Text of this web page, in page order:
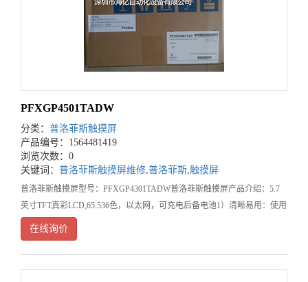
PFXGP4501TADW
分类： 普洛菲斯触摸屏
产品编号：1564481419
浏览次数：0
关键词： 普洛菲斯触摸屏维修,普洛菲斯,触摸屏
普洛菲斯触摸屏型号：PFXGP4301TADW普洛菲斯触摸屏产品介绍：5.7
英寸TFT真彩LCD,65.536色，以太网，可充电后备电池1）清晰易用：使用
3D仿真部件，操作人员能轻松对运行状况和运行环境实施监控。2）节能
环保：GP4000系
在线询价